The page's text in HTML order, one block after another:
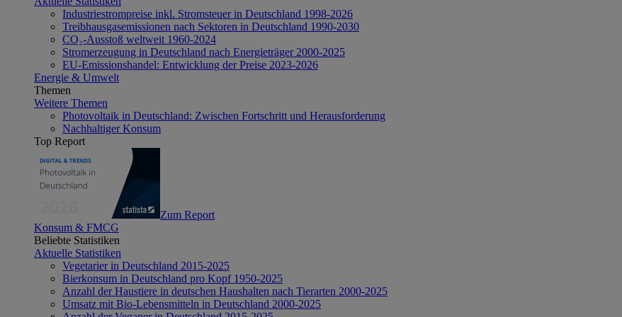
Industriestrompreise inkl. Stromsteuer in Deutschland 1998-2026
Treibhausgasemissionen nach Sektoren in Deutschland 1990-2030
CO₂-Ausstoß weltweit 1960-2024
Stromerzeugung in Deutschland nach Energieträger 2000-2025
EU-Emissionshandel: Entwicklung der Preise 2023-2026
Energie & Umwelt
Themen
Weitere Themen
Photovoltaik in Deutschland: Zwischen Fortschritt und Herausforderung
Nachhaltiger Konsum
Top Report
Zum Report
Konsum & FMCG
Beliebte Statistiken
Aktuelle Statistiken
Vegetarier in Deutschland 2015-2025
Bierkonsum in Deutschland pro Kopf 1950-2025
Anzahl der Haustiere in deutschen Haushalten nach Tierarten 2000-2025
Umsatz mit Bio-Lebensmitteln in Deutschland 2000-2025